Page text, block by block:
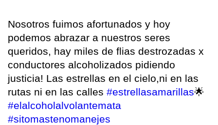
Nosotros fuimos afortunados y hoy
podemos abrazar a nuestros seres
queridos, hay miles de flias destrozadas x
conductores alcoholizados pidiendo
justicia! Las estrellas en el cielo,ni en las
rutas ni en las calles #estrellasamarillas🌟
#elalcoholalvolantemata
#sitomastenomanejes